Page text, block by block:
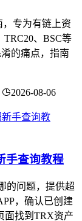
专为有链上资
、BSC等
的痛点，指南
2026-08-06
手查询教程
的问题，提供超
，确认已创建
面找到TRX资产